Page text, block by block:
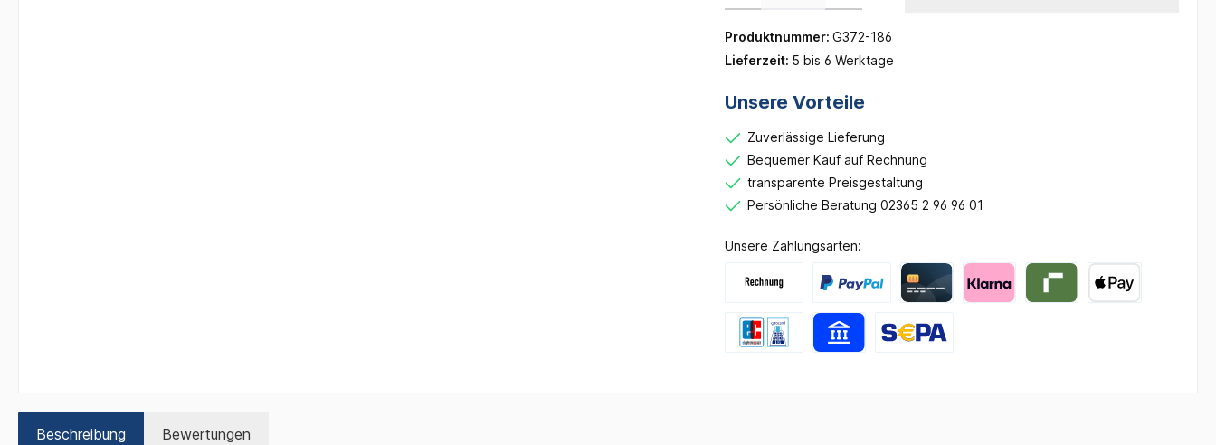
Produktnummer: G372-186
Lieferzeit: 5 bis 6 Werktage
Unsere Vorteile
Zuverlässige Lieferung
Bequemer Kauf auf Rechnung
transparente Preisgestaltung
Persönliche Beratung 02365 2 96 96 01
Unsere Zahlungsarten:
Beschreibung Bewertungen